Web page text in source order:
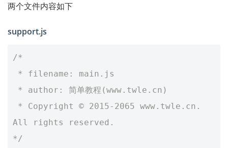
两个文件内容如下
support.js
/*
* filename: main.js
* author: 简单教程(www.twle.cn)
All rights reserved.
*/